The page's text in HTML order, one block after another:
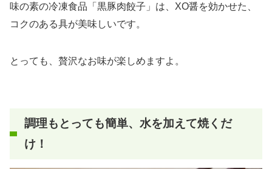
味の素の冷凍食品「黒豚肉餃子」は、XO醤を効かせた、
コクのある具が美味しいです。
とっても、贅沢なお味が楽しめますよ。
調理もとっても簡単、水を加えて焼くだ
け！